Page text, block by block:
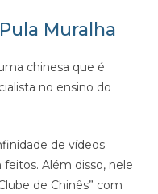
Muralha
chinesa que é
no ensino do
de vídeos
Além disso, nele
de Chinês” com